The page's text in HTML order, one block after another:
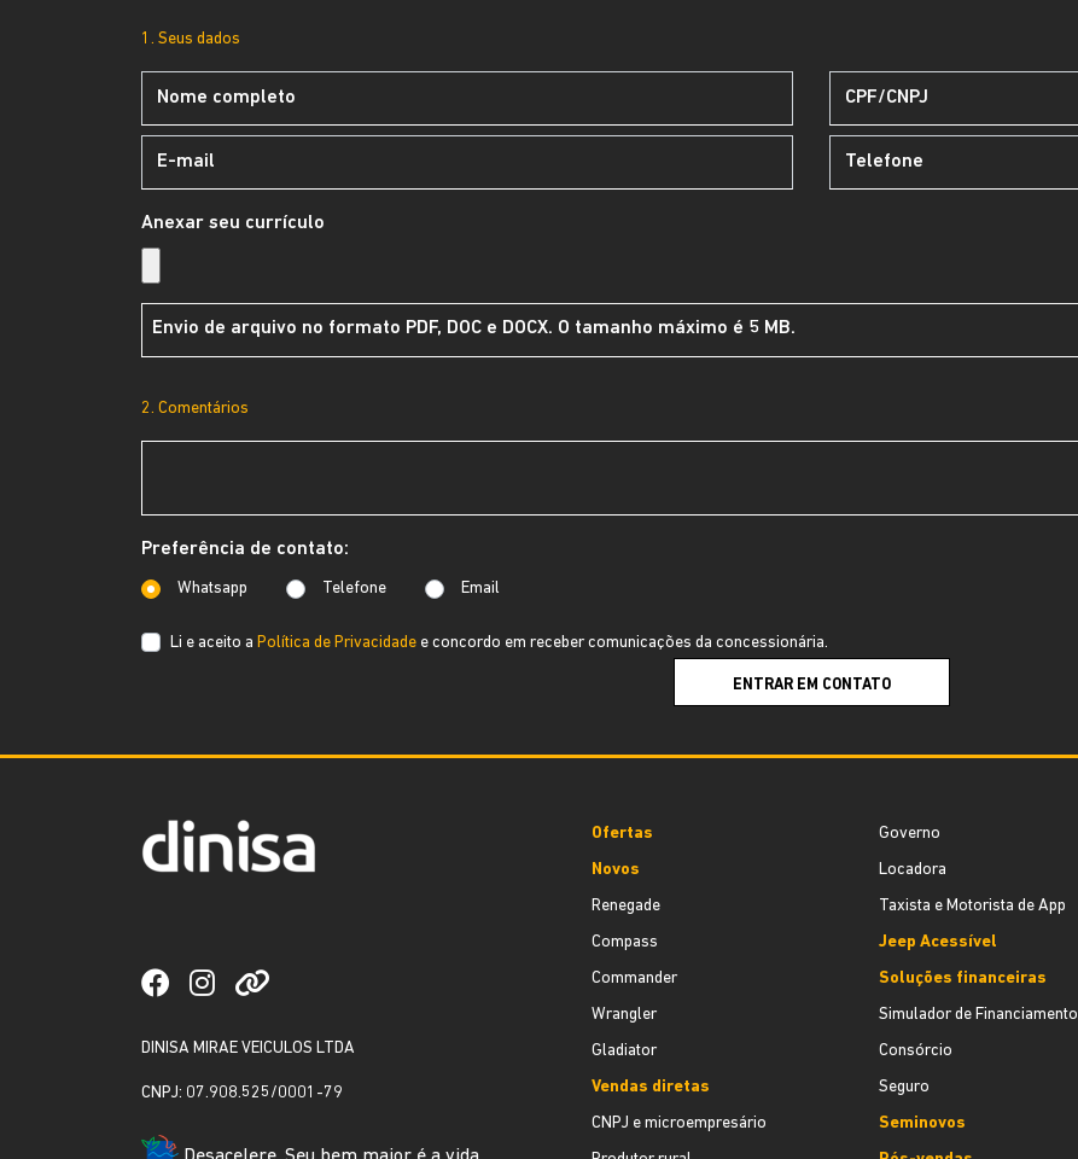
1. Seus dados
Anexar seu currículo
Envio de arquivo no formato PDF, DOC e DOCX. O tamanho máximo é 5 MB.
2. Comentários
Preferência de contato:
Whatsapp Telefone Email
Li e aceito a Política de Privacidade e concordo em receber comunicações da concessionária.
ENTRAR EM CONTATO
DINISA MIRAE VEICULOS LTDA
CNPJ: 07.908.525/0001-79
Ofertas
Novos
Renegade
Compass
Commander
Wrangler
Gladiator
Vendas diretas
CNPJ e microempresário
Governo
Locadora
Taxista e Motorista de App
Jeep Acessível
Soluções financeiras
Simulador de Financiamento
Consórcio
Seguro
Seminovos